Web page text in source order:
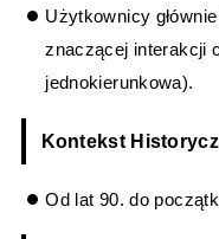
Użytkownicy
znaczącej interakcji
jednokierunkowa).
Kontekst
Od lat 90. do